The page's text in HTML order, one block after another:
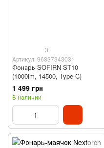
3
Артикул: 96837343031
Фонарь SOFIRN ST10
(1000‌lm, 14500‌, Type-C)
1 499 грн
В наличии